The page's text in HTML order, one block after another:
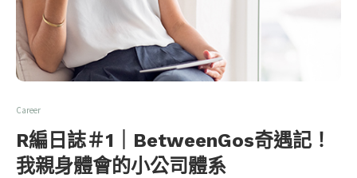
Career
R編日誌＃1｜BetweenGos奇遇記！
我親身體會的小公司體系